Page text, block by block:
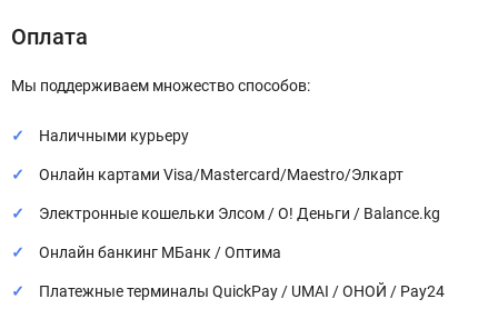
Оплата
Мы поддерживаем множество способов:
Наличными курьеру
Онлайн картами Visa/Mastercard/Maestro/Элкарт
Электронные кошельки Элсом / О! Деньги / Balance.kg
Онлайн банкинг МБанк / Оптима
Платежные терминалы QuickPay / UMAI / ОНОЙ / Pay24